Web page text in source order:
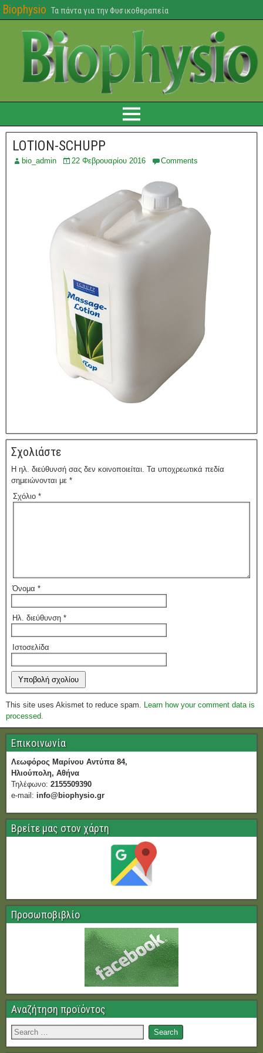
Biophysio Τα πάντα για την Φυσικοθεραπεία
LOTION-SCHUPP
bio_admin 22 Φεβρουαρίου 2016 Comments
Σχολιάστε
Η ηλ. διεύθυνσή σας δεν κοινοποιείται. Τα υποχρεωτικά πεδία
σημειώνονται με *
Σχόλιο *
Όνομα *
Ηλ. διεύθυνση *
Ιστοσελίδα
This site uses Akismet to reduce spam. Learn how your comment data is
processed.
Επικοινωνία
Λεωφόρος Μαρίνου Αντύπα 84,
Ηλιούπολη, Αθήνα
Τηλέφωνο: 2155509390
e-mail: info@biophysio.gr
Βρείτε μας στον χάρτη
Προσωποβιβλίο
Αναζήτηση προϊόντος